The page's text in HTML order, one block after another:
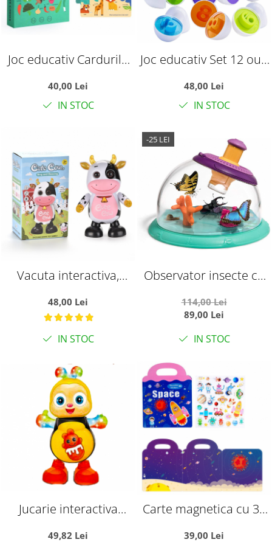
Joc educativ Cardurile
vietii
40,00 Lei
IN STOC
Joc educativ Set 12 oua
48,00 Lei
IN STOC
Vacuta interactiva,
48,00 Lei
IN STOC
-25 LEI
Observator insecte cu
habitat in aer liber
114,00 Lei
89,00 Lei
IN STOC
Jucarie interactiva
49,82 Lei
Carte magnetica cu 30
39,00 Lei